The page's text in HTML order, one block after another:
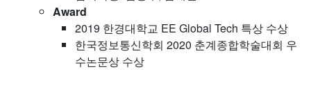
Award
2019 한경대학교 EE Global Tech 특상 수상
한국정보통신학회 2020 춘계종합학술대회 우
수논문상 수상